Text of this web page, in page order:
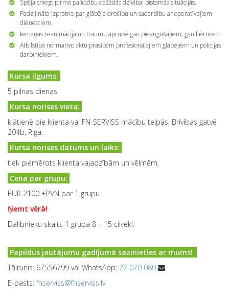
Spēja sniegt pirmo palīdzību dažādās dzīvībai bīstamās situācijās.
Padziļināta izpratne par glābēja drošību un sadarbību ar operatīvajiem
dienestiem.
Iemaņas reanimācijā un traumu aprūpē gan pieaugušajiem, gan bērniem.
Atbilstība normatīvo aktu prasībām profesionālajiem glābējiem un policijas
darbiniekiem.
Kursa ilgums:
5 pilnas dienas
Kursa norises vieta:
klātienē pie klienta vai FN-SERVISS mācību telpās, Brīvības gatvē
204b, Rīgā.
Kursa norises datums un laiks:
tiek piemērots klienta vajadzībām un vēlmēm.
Cena par grupu:
EUR 2100 +PVN par 1 grupu
Ņemt vērā!
Dalībnieku skaits 1 grupā 8 – 15 cilvēki.
Papildus jautājumu gadījumā sazinieties ar mums!
Tālrunis: 67556799 vai WhatsApp: 27 070 080
E-pasts:fnserviss@fnserviss.lv